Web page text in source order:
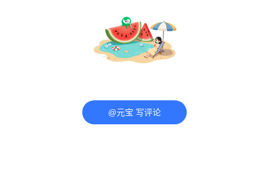
@元宝 写评论